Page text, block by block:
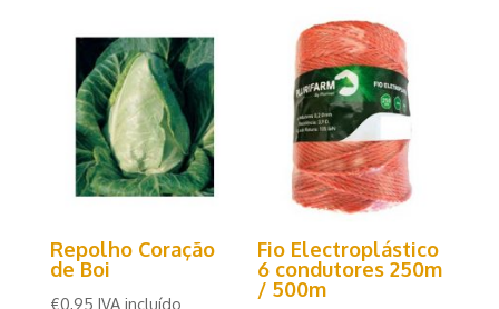
Repolho Coração
de Boi
€0,95 IVA incluído
Fio Electroplástico
6 condutores 250m
/ 500m